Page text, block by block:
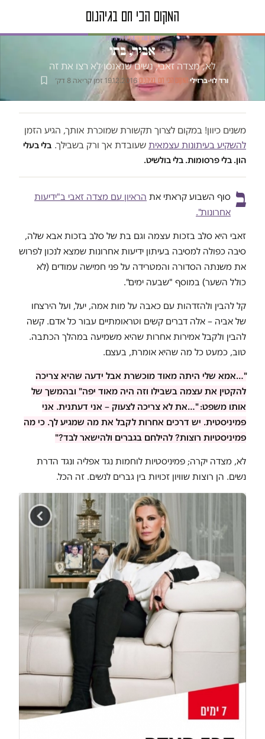
טור דעה · אלימות מינית
אביה, בתו
לא, מצדה זאבי, נשים שנאנסו לא רצו את זה
ורד לוי-ברזילי·המקום הכי חם בגיהנום·
19.12.2016
· זמן קריאה 8 דק׳
משנים כיוון! במקום לצרוך תקשורת שמוכרת אותך, הגיע הזמן
להשקיע בעיתונות עצמאית שעובדת אך ורק בשבילך. בלי בעלי
הון. בלי פרסומות. בלי בולשיט.
ב סוף השבוע קראתי את הראיון עם מצדה זאבי ב"ידיעות
אחרונות".
זאבי היא סלב בזכות עצמה וגם בת של סלב בזכות אבא שלה,
סיבה כפולה למסיבה בעיתון ידיעות אחרונות שמצא לנכון לפרוש
את משנתה הסדורה והמטרידה על פני חמישה עמודים (לא
כולל השער) במוסף "שבעה ימים".
קל להבין ולהזדהות עם כאבה על מות אמה, יעל, ועל הירצחו
של אביה – אלה דברים קשים וטראומתיים עבור כל אדם. קשה
להבין ולקבל אמירות אחרות שהיא משמיעה במהלך הכתבה.
טוב, כמעט כל מה שהיא אומרת, בעצם.
"…אמא שלי היתה מאוד מוכשרת אבל ידעה שהיא צריכה
להקטין את עצמה בשבילו וזה היה מאוד יפה" ובהמשך של
אותו משפט: "…את לא צריכה לצעוק – אני דעתנית. אני
פמיניסטית. יש דרכים אחרות לקבל את מה שמגיע לך. כי מה
פמיניסטיות רוצות? להילחם בגברים ולהישאר לבד?"
לא, מצדה יקרה; פמיניסטיות לוחמות נגד אפליה ונגד הדרת
נשים. הן רוצות שוויון זכויות בין גברים לנשים. זה הכל.